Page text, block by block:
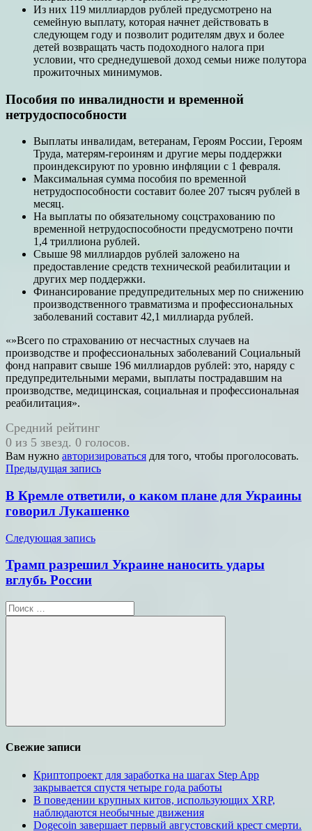
Из них 119 миллиардов рублей предусмотрено на
семейную выплату, которая начнет действовать в
следующем году и позволит родителям двух и более
детей возвращать часть подоходного налога при
условии, что среднедушевой доход семьи ниже полутора
прожиточных минимумов.
Пособия по инвалидности и временной
нетрудоспособности
Выплаты инвалидам, ветеранам, Героям России, Героям
Труда, матерям-героиням и другие меры поддержки
проиндексируют по уровню инфляции с 1 февраля.
Максимальная сумма пособия по временной
нетрудоспособности составит более 207 тысяч рублей в
месяц.
На выплаты по обязательному соцстрахованию по
временной нетрудоспособности предусмотрено почти
1,4 триллиона рублей.
Свыше 98 миллиардов рублей заложено на
предоставление средств технической реабилитации и
других мер поддержки.
Финансирование предупредительных мер по снижению
производственного травматизма и профессиональных
заболеваний составит 42,1 миллиарда рублей.
«»Всего по страхованию от несчастных случаев на
производстве и профессиональных заболеваний Социальный
фонд направит свыше 196 миллиардов рублей: это, наряду с
предупредительными мерами, выплаты пострадавшим на
производстве, медицинская, социальная и профессиональная
реабилитация».
Средний рейтинг
0 из 5 звезд. 0 голосов.
Вам нужно авторизироваться для того, чтобы проголосовать.
Навигация
по
записям
Предыдущая запись
В Кремле ответили, о каком плане для Украины
говорил Лукашенко
Следующая запись
Трамп разрешил Украине наносить удары
вглубь России
Поиск
для:
Поиск
Свежие записи
Криптопроект для заработка на шагах Step App
закрывается спустя четыре года работы
В поведении крупных китов, использующих XRP,
наблюдаются необычные движения
Dogecoin завершает первый августовский крест смерти.